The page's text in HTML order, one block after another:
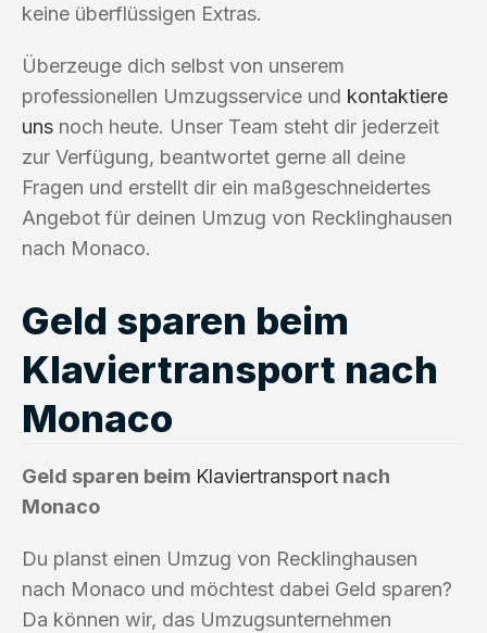
keine überflüssigen Extras.
Überzeuge dich selbst von unserem
professionellen Umzugsservice und kontaktiere
uns noch heute. Unser Team steht dir jederzeit
zur Verfügung, beantwortet gerne all deine
Fragen und erstellt dir ein maßgeschneidertes
Angebot für deinen Umzug von Recklinghausen
nach Monaco.
Geld sparen beim
Klaviertransport nach
Monaco
Geld sparen beim Klaviertransport nach
Monaco
Du planst einen Umzug von Recklinghausen
nach Monaco und möchtest dabei Geld sparen?
Da können wir, das Umzugsunternehmen